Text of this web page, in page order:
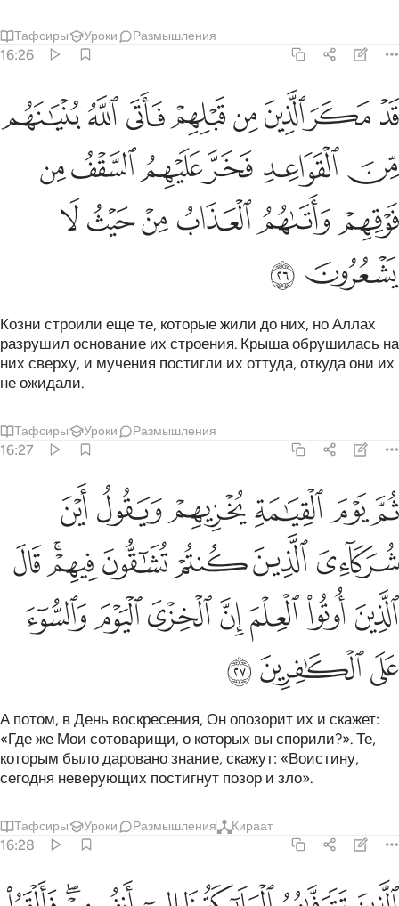
Тафсиры Уроки Размышления
16:26
قد مكر الذين من قبلهم فاتى الله بنيانهم من القواعد فخر عليهم
قَدْ مَكَرَ ٱلَّذِينَ مِن قَبْلِهِمْ فَأَتَى ٱللَّهُ بُنْيَـٰنَهُم مِّنَ ٱلْقَوَاعِدِ فَخَرَّ عَلَيْهِمُ
ﲺﲻﲼﲽﲾﲿﳀﳁ
ﳂﳃ ﳄﳅﳆﳇ
ﳈﳉﳊﳋﳌﳍ
ﳎ ﳏ
Козни строили еще те, которые жили до них, но Аллах
разрушил основание их строения. Крыша обрушилась на
них сверху, и мучения постигли их оттуда, откуда они их
не ожидали.
Тафсиры Уроки Размышления
16:27
ثم يوم القيامة يخزيهم ويقول اين شركايي الذين كنتم تشاقون فيهم قال
ثُمَّ يَوْمَ ٱلْقِيَـٰمَةِ يُخْزِيهِمْ وَيَقُولُ أَيْنَ شُرَكَآءِىَ ٱلَّذِينَ
ﱁﱂﱃﱄﱅﱆ
ﱇ ﱈﱉﱊﱋﱌﱍ
ﱎ ﱏﱐﱑﱒﱓﱔ
ﱕﱖﱗ
А потом, в День воскресения, Он опозорит их и скажет:
«Где же Мои сотоварищи, о которых вы спорили?». Те,
которым было даровано знание, скажут: «Воистину,
сегодня неверующих постигнут позор и зло».
Тафсиры Уроки Размышления Кираат
16:28
الذين تتوفاهم الملايكة ظالمي انفسهم فالقوا السلم ما كنا نعمل من